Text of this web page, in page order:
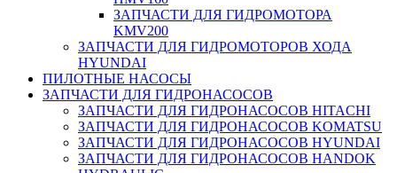
ЗАПЧАСТИ ДЛЯ ГИДРОМОТОРА
KMV200
ЗАПЧАСТИ ДЛЯ ГИДРОМОТОРОВ ХОДА
HYUNDAI
ПИЛОТНЫЕ НАСОСЫ
ЗАПЧАСТИ ДЛЯ ГИДРОНАСОСОВ
ЗАПЧАСТИ ДЛЯ ГИДРОНАСОСОВ HITACHI
ЗАПЧАСТИ ДЛЯ ГИДРОНАСОСОВ KOMATSU
ЗАПЧАСТИ ДЛЯ ГИДРОНАСОСОВ HYUNDAI
ЗАПЧАСТИ ДЛЯ ГИДРОНАСОСОВ HANDOK